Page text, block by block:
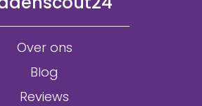
Over ons
Blog
Reviews